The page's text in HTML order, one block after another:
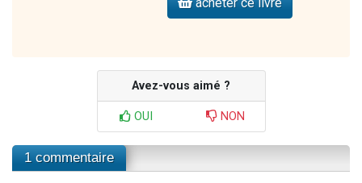
acheter ce livre
Avez-vous aimé ?
OUI NON
1 commentaire